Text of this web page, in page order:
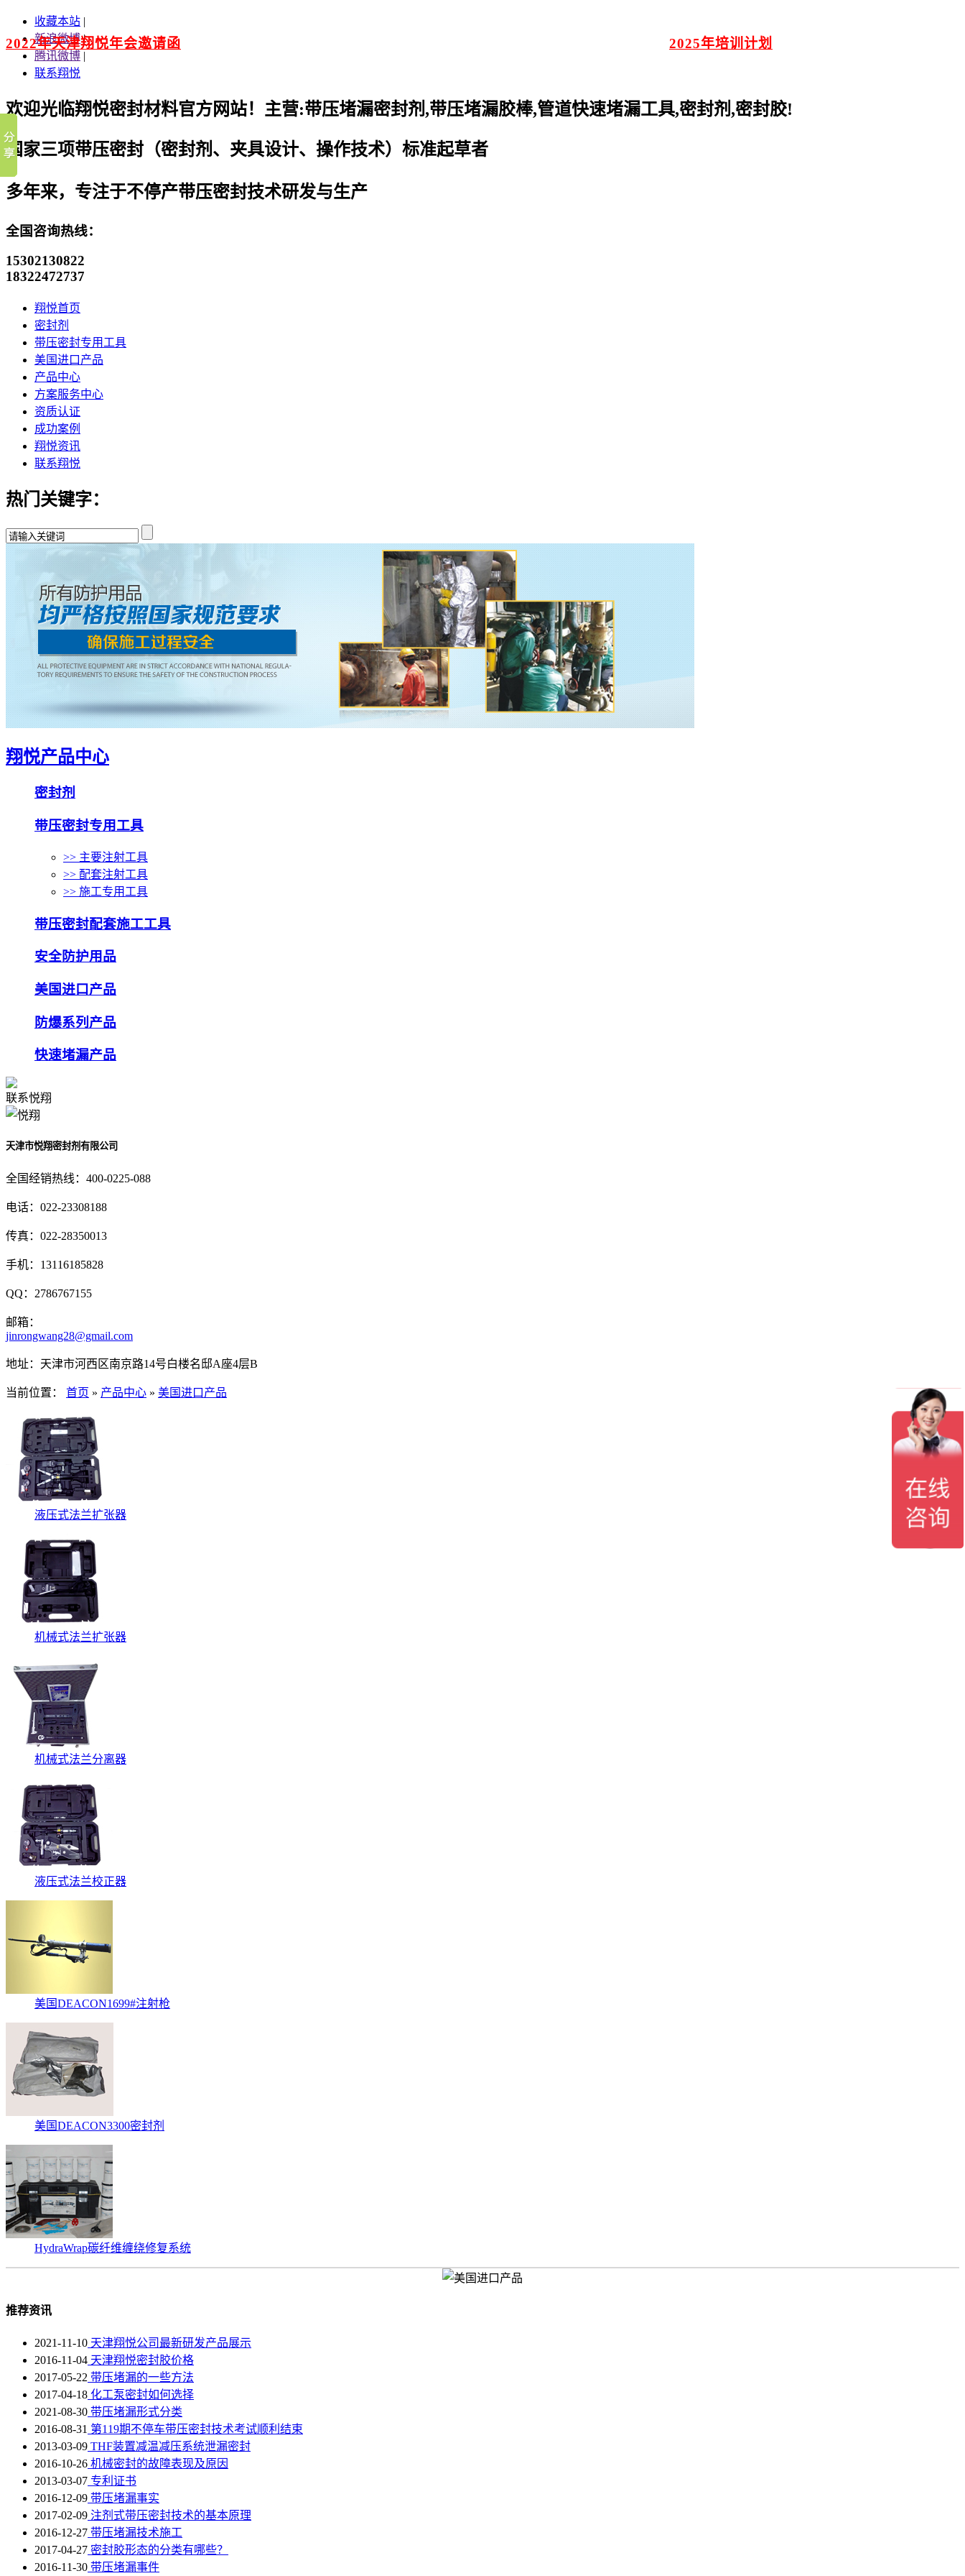
2022年天津翔悦年会邀请函 2025年培训计划
收藏本站 |
新浪微博|
腾讯微博 |
联系翔悦
欢迎光临翔悦密封材料官方网站！主营:带压堵漏密封剂 ,带压堵漏胶棒,管道快速堵漏工具,密封剂 ,密封胶!
国家三项带压密封（密封剂、夹具设计、操作技术）标准起草者
多年来，专注于不停产带压密封技术研发与生产
全国咨询热线：
15302130822
18322472737
翔悦首页
密封剂
带压密封专用工具
美国进口产品
产品中心
方案服务中心
资质认证
成功案例
翔悦资讯
联系翔悦
热门关键字：
翔悦产品中心
密封剂
带压密封专用工具
>> 主要注射工具
>> 配套注射工具
>> 施工专用工具
带压密封配套施工工具
安全防护用品
美国进口产品
防爆系列产品
快速堵漏产品
联系悦翔
天津市悦翔密封剂有限公司
全国经销热线：400-0225-088
电话：022-23308188
传真：022-28350013
手机：13116185828
QQ：2786767155
邮箱：
jinrongwang28@gmail.com
地址：天津市河西区南京路14号白楼名邸A座4层B
当前位置： 首页 » 产品中心 » 美国进口产品
液压式法兰扩张器
机械式法兰扩张器
机械式法兰分离器
液压式法兰校正器
美国DEACON1699#注射枪
美国DEACON3300密封剂
HydraWrap碳纤维缠绕修复系统
推荐资讯
2021-11-10 天津翔悦公司最新研发产品展示
2016-11-04 天津翔悦密封胶价格
2017-05-22 带压堵漏的一些方法
2017-04-18 化工泵密封如何选择
2021-08-30 带压堵漏形式分类
2016-08-31 第119期不停车带压密封技术考试顺利结束
2013-03-09 THF装置减温减压系统泄漏密封
2016-10-26 机械密封的故障表现及原因
2013-03-07 专利证书
2016-12-09 带压堵漏事实
2017-02-09 注剂式带压密封技术的基本原理
2016-12-27 带压堵漏技术施工
2017-04-27 密封胶形态的分类有哪些？
2016-11-30 带压堵漏事件